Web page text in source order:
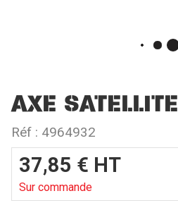
AXE SATELLITE
Réf : 4964932
37,85 € HT
Sur commande